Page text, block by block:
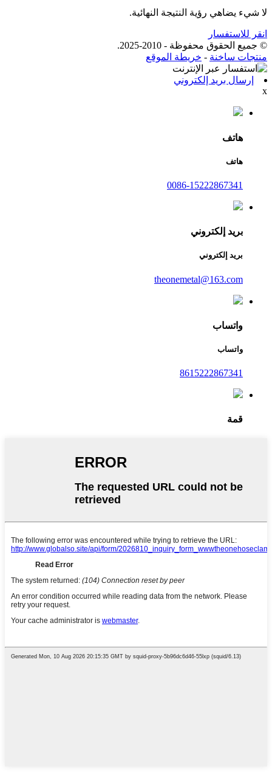
لا شيء يضاهي رؤية النتيجة النهائية.
انقر للاستفسار
© جميع الحقوق محفوظة - 2010-2025.
منتجات ساخنة - خريطة الموقع
إرسال بريد إلكتروني
x
هاتف
هاتف
0086-15222867341
بريد إلكتروني
بريد إلكتروني
theonemetal@163.com
واتساب
واتساب
8615222867341
قمة